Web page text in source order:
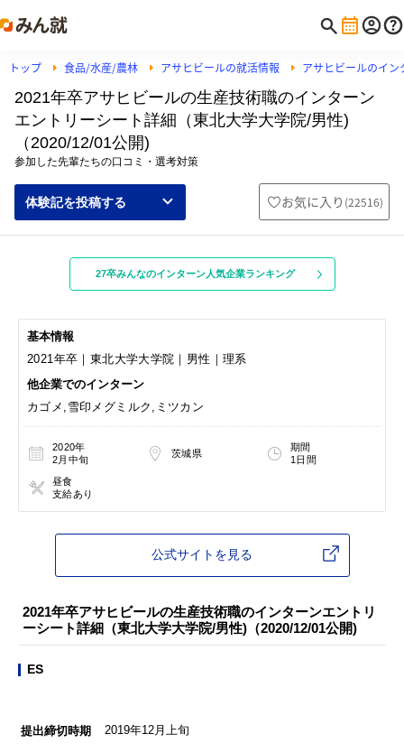
トップ 食品/水産/農林 アサヒビールの就活情報 アサヒビールのイン
2021年卒アサヒビールの生産技術職のインターン
エントリーシート詳細（東北大学大学院/男性)
（2020/12/01公開)
参加した先輩たちの口コミ・選考対策
体験記を投稿する お気に入り (22516)
27卒みんなのインターン人気企業ランキング
基本情報
2021年卒｜東北大学大学院｜男性｜理系
他企業でのインターン
カゴメ,雪印メグミルク,ミツカン
2020年
2月中旬
茨城県
期間
1日間
昼食
支給あり
公式サイトを見る
2021年卒アサヒビールの生産技術職のインターンエントリ
ーシート詳細（東北大学大学院/男性)（2020/12/01公開)
ES
提出締切時期 2019年12月上旬